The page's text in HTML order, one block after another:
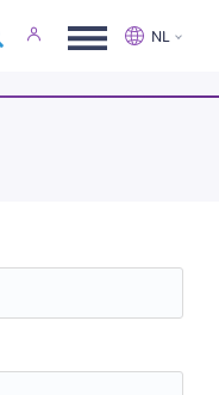
NL